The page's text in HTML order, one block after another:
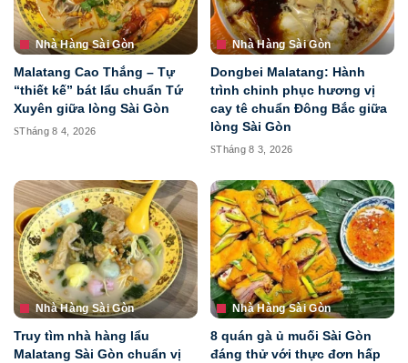
Nhà Hàng Sài Gòn
Malatang Cao Thắng – Tự
“thiết kế” bát lẩu chuẩn Tứ
Xuyên giữa lòng Sài Gòn
Tháng 8 4, 2026
Nhà Hàng Sài Gòn
Dongbei Malatang: Hành
trình chinh phục hương vị
cay tê chuẩn Đông Bắc giữa
lòng Sài Gòn
Tháng 8 3, 2026
Nhà Hàng Sài Gòn
Truy tìm nhà hàng lẩu
Malatang Sài Gòn chuẩn vị
Nhà Hàng Sài Gòn
8 quán gà ủ muối Sài Gòn
đáng thử với thực đơn hấp